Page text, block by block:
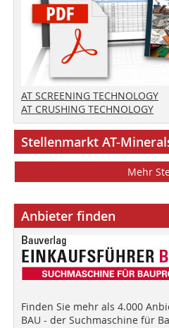
AT SCREENING TECHNOLOGY
AT CRUSHING TECHNOLOGY
Stellenmarkt AT-
Mehr
Anbieter finden
Finden Sie mehr als 4.000
BAU - der Suchmaschine für